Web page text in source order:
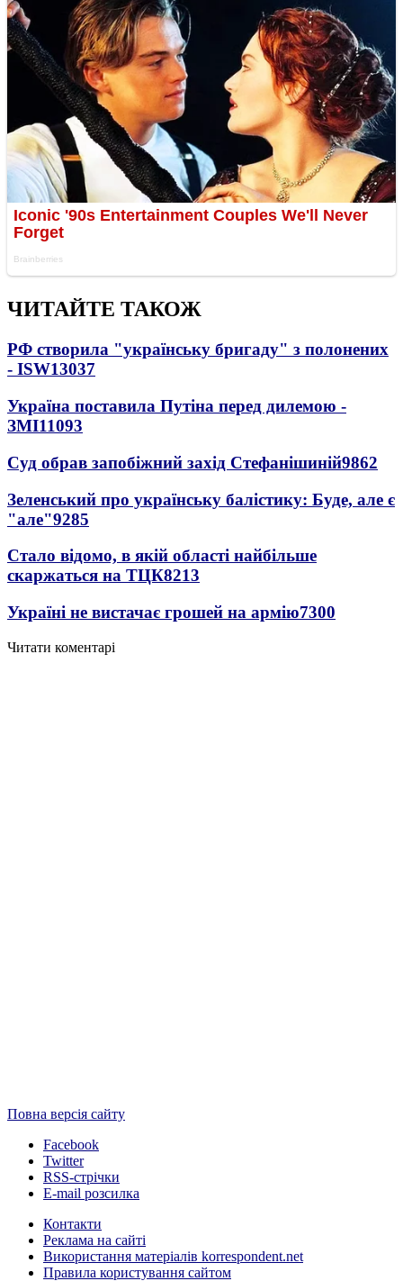
ЧИТАЙТЕ ТАКОЖ
РФ створила "українську бригаду" з полонених
- ISW13037
Україна поставила Путіна перед дилемою -
ЗМІ11093
Суд обрав запобіжний захід Стефанішиній9862
Зеленський про українську балістику: Буде, але є
"але"9285
Стало відомо, в якій області найбільше
скаржаться на ТЦК8213
Україні не вистачає грошей на армію7300
Читати коментарі
Повна версія сайту
Facebook
Twitter
RSS-стрічки
E-mail розсилка
Контакти
Реклама на сайті
Використання матеріалів korrespondent.net
Правила користування сайтом